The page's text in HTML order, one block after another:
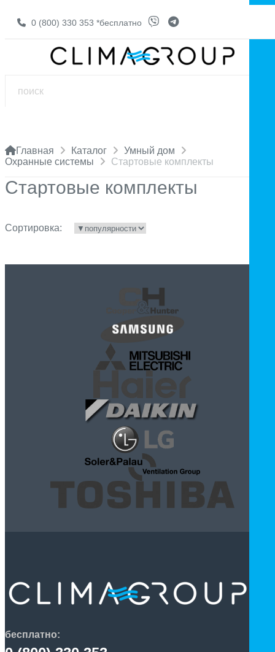
0 (800) 330 353 *бесплатно
Главная Каталог
Умный дом
Охранные системы
Стартовые комплекты
Стартовые комплекты
Сортировка:
бесплатно: